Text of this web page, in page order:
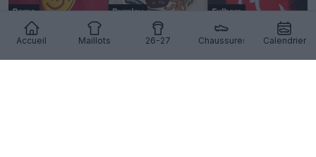
Accueil Maillots 26-27 Chaussures Calendrier